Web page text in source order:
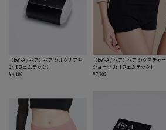
【Be'-A / ベア】ベア シルクナプキ
ン【フェムテック】
¥4,180
【Be'-A / ベア】ベア シグネチャー
ショーツ 03【フェムテック】
¥7,700